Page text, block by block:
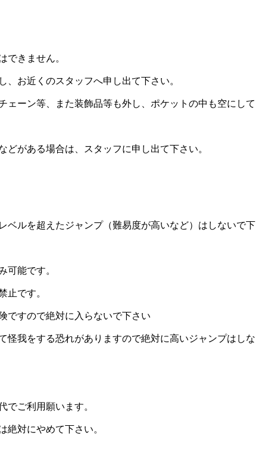
できません。
お近くのスタッフへ申し出て下さい。
ェーン等、また装飾品等も外し、ポケットの中も空にして
どがある場合は、スタッフに申し出て下さい。
ベルを超えたジャンプ（難易度が高いなど）はしないで下
可能です。
止です。
ですので絶対に入らないで下さい
怪我をする恐れがありますので絶対に高いジャンプはしな
でご利用願います。
絶対にやめて下さい。